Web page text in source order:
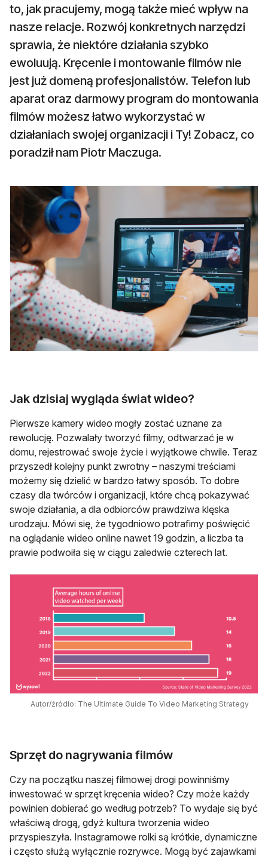
to, jak pracujemy, mogą także mieć wpływ na
nasze relacje. Rozwój konkretnych narzędzi
sprawia, że niektóre działania szybko
ewoluują. Kręcenie i montowanie filmów nie
jest już domeną profesjonalistów. Telefon lub
aparat oraz darmowy program do montowania
filmów możesz łatwo wykorzystać w
działaniach swojej organizacji i Ty! Zobacz, co
poradził nam Piotr Maczuga.
Jak dzisiaj wygląda świat wideo?
Pierwsze kamery wideo mogły zostać uznane za
rewolucję. Pozwalały tworzyć filmy, odtwarzać je w
domu, rejestrować swoje życie i wyjątkowe chwile. Teraz
przyszedł kolejny punkt zwrotny – naszymi treściami
możemy się dzielić w bardzo łatwy sposób. To dobre
czasy dla twórców i organizacji, które chcą pokazywać
swoje działania, a dla odbiorców prawdziwa klęska
urodzaju. Mówi się, że tygodniowo potrafimy poświęcić
na oglądanie wideo online nawet 19 godzin, a liczba ta
prawie podwoiła się w ciągu zaledwie czterech lat.
Autor/źródło: The Ultimate Guide To Video Marketing Strategy
Sprzęt do nagrywania filmów
Czy na początku naszej filmowej drogi powinniśmy
inwestować w sprzęt kręcenia wideo? Czy może każdy
powinien dobierać go według potrzeb? To wydaje się być
właściwą drogą, gdyż kultura tworzenia wideo
przyspieszyła. Instagramowe rolki są krótkie, dynamiczne
i często służą wyłącznie rozrywce. Mogą być zajawkami